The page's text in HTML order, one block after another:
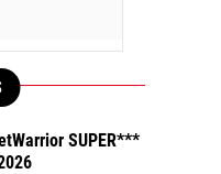
SUPER***